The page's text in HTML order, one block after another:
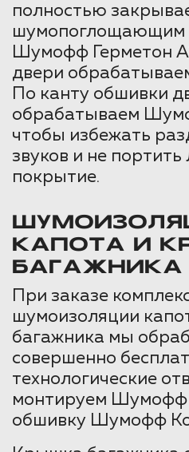
полностью
шумопоглощающим
Шумофф Герметон
двери
По канту обшивки
обрабатываем
чтобы избежать
звуков и не
покрытие.
КАПОТА И
БАГАЖНИКА
При заказе
шумоизоляции
багажника мы
совершенно
технологические
монтируем Шумофф
обшивку Шумофф